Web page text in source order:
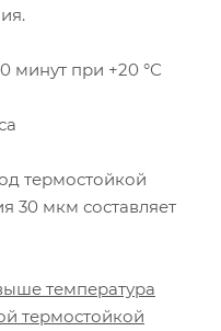
при +20 °С
термостойкой
30 мкм составляет
температура
термостойкой